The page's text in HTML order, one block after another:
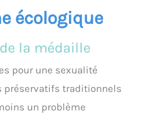
écologique
la médaille
pour une sexualité
préservatifs traditionnels
un problème